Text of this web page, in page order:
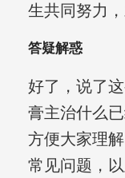
生共同努力
答疑解惑
好了，说了
膏主治什么
方便大家理
常见问题，